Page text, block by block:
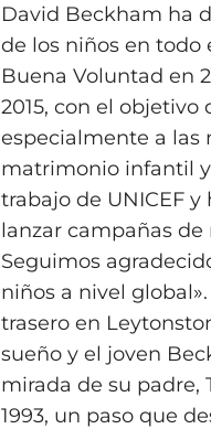
David Beckham ha
de los niños en
Buena Voluntad en
2015, con el
especialmente a las
matrimonio infantil
trabajo de UNICEF
lanzar campañas de
Seguimos
niños a nivel
trasero en
sueño y el joven
mirada de su padre,
1993, un paso que